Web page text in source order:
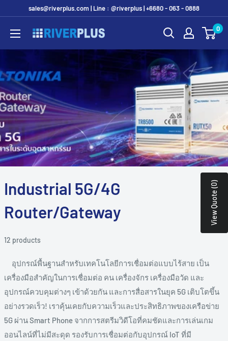
content
sales@riverplus.com | Line : @riverplus | +6680 - 063 - 0888
Riverplus 0
Industrial 5G/4G
Router/Gateway
12 products
อุปกรณ์พื้นฐานสำหรับเทคโนโลยีการเชื่อมต่อแบบไร้สาย เป็น
เครื่องมือสำคัญในการเชื่อมต่อ คน เครื่องจักร เครื่องมือวัด และ
อุปกรณ์ควบคุมต่างๆ เข้าด้วยกัน และการสื่อสารในยุค 5G เติบโตขึ้น
อย่างรวดเร็ว! เราคุ้นเคยกับความเร็วและประสิทธิภาพของเครือข่าย
5G ผ่าน Smart Phone จากการสตรีมวิดีโอที่คมชัดและการเล่นเกม
ออนไลน์ที่ไม่มีสะดุด รองรับการเชื่อมต่อกับอุปกรณ์ IoT ที่มี
View Quote (0)